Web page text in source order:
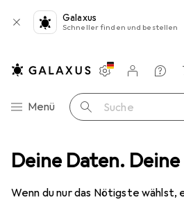
Deine Daten. Deine
Wenn du nur das Nötigste wählst,
Galaxus
Schneller finden und bestellen
Navigation nach Kategorien
Menü Suche
Einstellungen
Kundenkonto
Vergleichslisten
Merklisten
Warenkorb
Campingküche Campingkocher